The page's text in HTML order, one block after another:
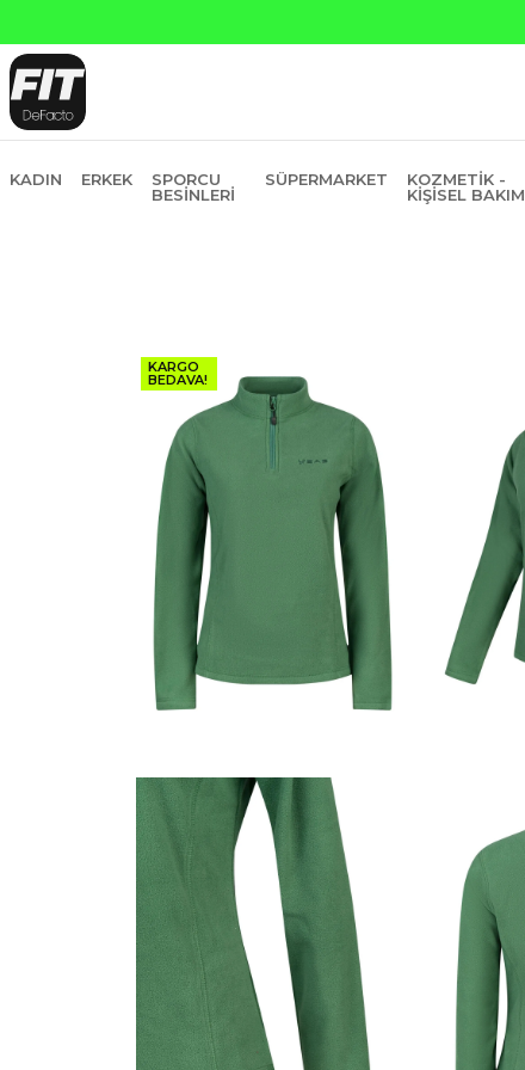
KADIN ERKEK
SPORCU
BESINLERI
SÜPERMARKET
KOZMETIK -
KIŞISEL BAKIM
KARGO
BEDAVA!